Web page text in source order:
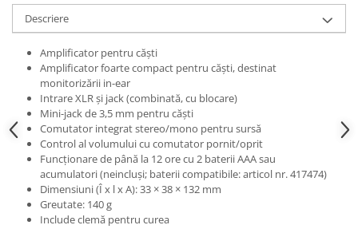
Clape MIDI
Controllere MIDI - USB DAW
Controllere monitoare de studio
Convertoare AD/DA
Interfete audio
Interfete MIDI si Cabluri Midi-USB
Microfoane de studio
Monitoare de studio
Pop filtre
Preamplificatoare
Protectii antifonice pentru urechi
Descriere
Amplificator pentru căști
Amplificator foarte compact pentru căști, destinat
monitorizării in-ear
Intrare XLR și jack (combinată, cu blocare)
Mini-jack de 3,5 mm pentru căști
Comutator integrat stereo/mono pentru sursă
Control al volumului cu comutator pornit/oprit
Funcționare de până la 12 ore cu 2 baterii AAA sau
acumulatori (neincluși; baterii compatibile: articol nr. 417474)
Dimensiuni (Î x l x A): 33 × 38 × 132 mm
Greutate: 140 g
Include clemă pentru curea